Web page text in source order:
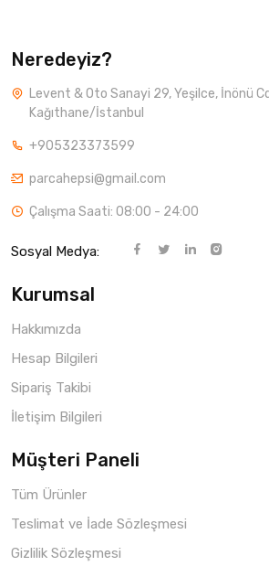
Neredeyiz?
Levent & Oto Sanayi 29, Yeşilce, İnönü
Kağıthane/İstanbul
+905323373599
parcahepsi@gmail.com
Çalışma Saati: 08:00 - 24:00
Sosyal Medya:
Kurumsal
Hakkımızda
Hesap Bilgileri
Sipariş Takibi
İletişim Bilgileri
Müşteri Paneli
Tüm Ürünler
Teslimat ve İade Sözleşmesi
Gizlilik Sözleşmesi